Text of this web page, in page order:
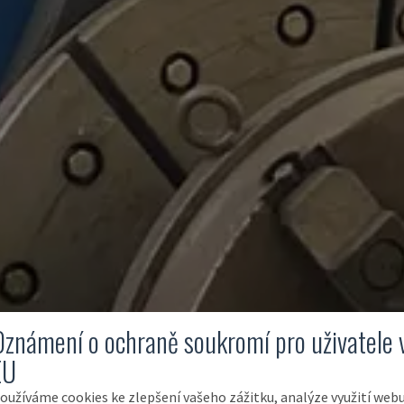
o ochraně soukromí pro uživatele
cookies ke zlepšení vašeho zážitku, analýze využití